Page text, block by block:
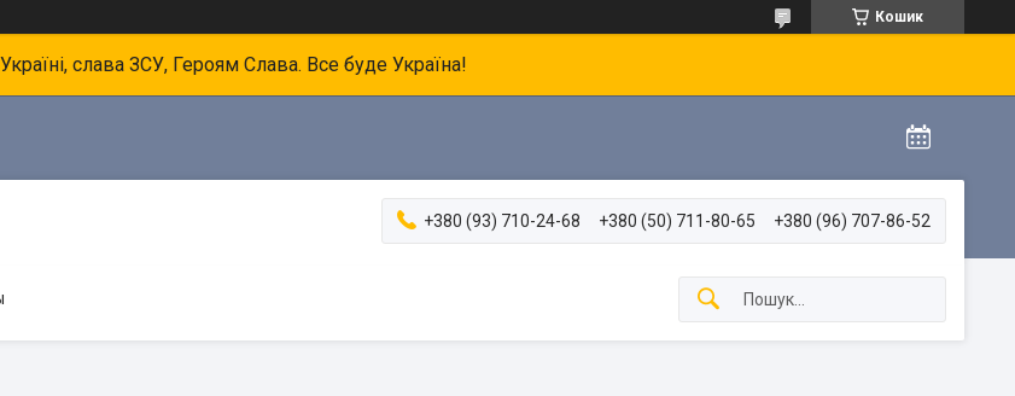
Кошик
слава ЗСУ, Героям Слава. Все буде Україна!
+380 (93) 710-24-68 +380 (50) 711-80-65 +380 (96) 707-86-52